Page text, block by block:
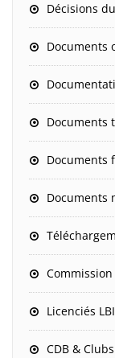
Décisions
Documents
Documents
Documents
Documents
Licenciés
CDB & Clubs